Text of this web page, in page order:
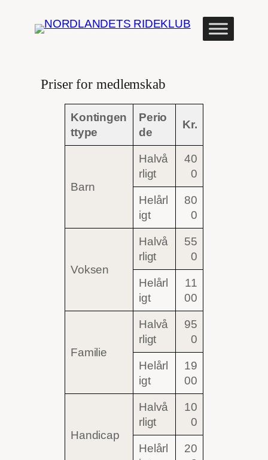
Priser for medlemskab
Kontingen
ttype
Perio
de
Kr.
Barn
Halvå
rligt
40
0
Helårl
igt
80
0
Voksen
Halvå
rligt
55
0
Helårl
igt
11
00
Familie
Halvå
rligt
95
0
Helårl
igt
19
00
Handicap
Halvå
rligt
10
0
Helårl
20